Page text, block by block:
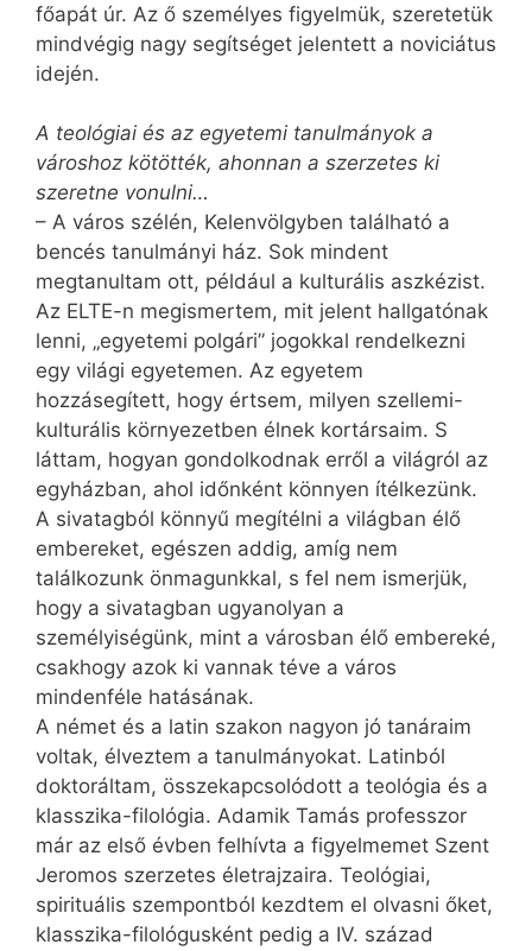
főapát úr. Az ő személyes figyelmük, szeretetük
mindvégig nagy segítséget jelentett a noviciátus
idején.
A teológiai és az egyetemi tanulmányok a
városhoz kötötték, ahonnan a szerzetes ki
szeretne vonulni…
– A város szélén, Kelenvölgyben található a
bencés tanulmányi ház. Sok mindent
megtanultam ott, például a kulturális aszkézist.
Az ELTE-n megismertem, mit jelent hallgatónak
lenni, „egyetemi polgári” jogokkal rendelkezni
egy világi egyetemen. Az egyetem
hozzásegített, hogy értsem, milyen szellemi-
kulturális környezetben élnek kortársaim. S
láttam, hogyan gondolkodnak erről a világról az
egyházban, ahol időnként könnyen ítélkezünk.
A sivatagból könnyű megítélni a világban élő
embereket, egészen addig, amíg nem
találkozunk önmagunkkal, s fel nem ismerjük,
hogy a sivatagban ugyanolyan a
személyiségünk, mint a városban élő embereké,
csakhogy azok ki vannak téve a város
mindenféle hatásának.
A német és a latin szakon nagyon jó tanáraim
voltak, élveztem a tanulmányokat. Latinból
doktoráltam, összekapcsolódott a teológia és a
klasszika-filológia. Adamik Tamás professzor
már az első évben felhívta a figyelmemet Szent
Jeromos szerzetes életrajzaira. Teológiai,
spirituális szempontból kezdtem el olvasni őket,
klasszika-filológusként pedig a IV. század